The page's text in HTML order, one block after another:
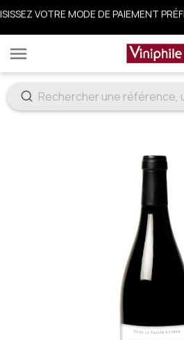
VOUS À LA NEWSLETTER : 10%
